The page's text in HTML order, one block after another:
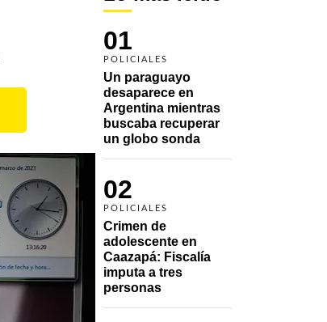
01
POLICIALES
Un paraguayo
desaparece en
Argentina mientras
buscaba recuperar
un globo sonda
02
POLICIALES
Crimen de
adolescente en
Caazapá: Fiscalía
imputa a tres
personas